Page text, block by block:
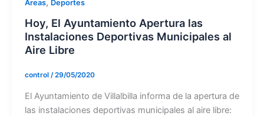
Areas, Deportes
Hoy, El Ayuntamiento Apertura las
Instalaciones Deportivas Municipales al
Aire Libre
control /29/05/2020
El Ayuntamiento de Villalbilla informa de la apertura de
las instalaciones deportivas municipales al aire libre: